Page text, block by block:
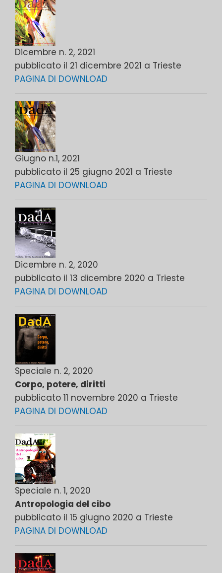
Dicembre n. 2, 2021
pubblicato il 21 dicembre 2021 a Trieste
PAGINA DI DOWNLOAD
Giugno n.1, 2021
pubblicato il 25 giugno 2021 a Trieste
PAGINA DI DOWNLOAD
Dicembre n. 2, 2020
pubblicato il 13 dicembre 2020 a Trieste
PAGINA DI DOWNLOAD
Speciale n. 2, 2020
Corpo, potere, diritti
pubblicato 11 novembre 2020 a Trieste
PAGINA DI DOWNLOAD
Speciale n. 1, 2020
Antropologia del cibo
pubblicato il 15 giugno 2020 a Trieste
PAGINA DI DOWNLOAD